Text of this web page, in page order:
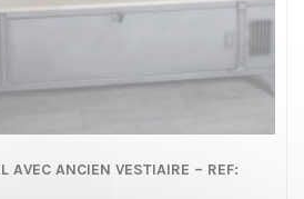
AVEC ANCIEN VESTIAIRE – REF: